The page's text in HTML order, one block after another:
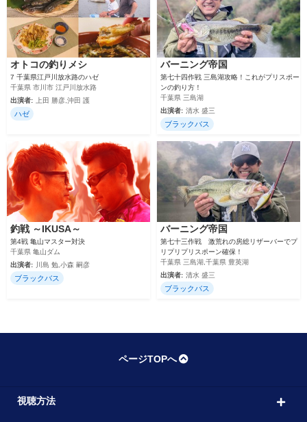
オトコの釣りメシ
7 千葉県江戸川放水路のハゼ
千葉県 市川市 江戸川放水路
出演者: 上田 勝彦,沖田 護
ハゼ
バーニング帝国
第七十四作戦 三島湖攻略！これがプリスポー
ンの釣り方！
千葉県 三島湖
出演者: 清水 盛三
ブラックバス
釣戦 ～IKUSA～
第4戦 亀山マスター対決
千葉県 亀山ダム
出演者:
川島 勉,小森 嗣彦
ブラックバス
バーニング帝国
第七十三作戦 激荒れの房総リザーバーでプ
リプリプリスポーン確保！
千葉県 三島湖,千葉県 豊英湖
出演者: 清水 盛三
ブラックバス
ページTOPへ
視聴方法